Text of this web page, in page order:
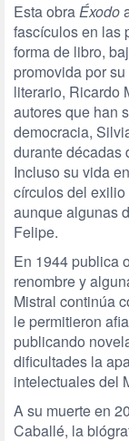
Esta obraÉxodo
fascículos en las
forma de libro,
promovida por
literario, Ricardo
autores que han
democracia,
durante décadas
Incluso su vida
círculos del
aunque algunas
Felipe.
En 1944 publica
renombre y
Mistral continúa
le permitieron
publicando
dificultades la
intelectuales del
A su muerte en
Caballé, la